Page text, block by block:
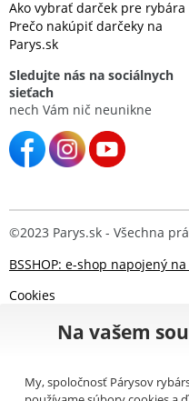
Ako vybrať darček pre rybára
Prečo nakúpiť darčeky na
Parys.sk
Sledujte nás na sociálnych
sieťach
nech Vám nič neunikne
©2023 Parys.sk - Všechna
BSSHOP: e-shop napojený
Cookies
Na vašem
My, spoločnosť Párysov